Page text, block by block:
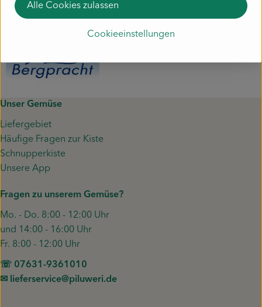
Bergpracht
Unser Gemüse
Liefergebiet
Häufige Fragen zur Kiste
Schnupperkiste
Unsere App
Fragen zu unserem Gemüse?
Mo. - Do. 8:00 - 12:00 Uhr
und 14:00 - 16:00 Uhr
Fr. 8:00 - 12:00 Uhr
☏ 07631-9361010
✉︎ lieferservice@piluweri.de
Cookieeinstellungen
Alle Cookies zulassen